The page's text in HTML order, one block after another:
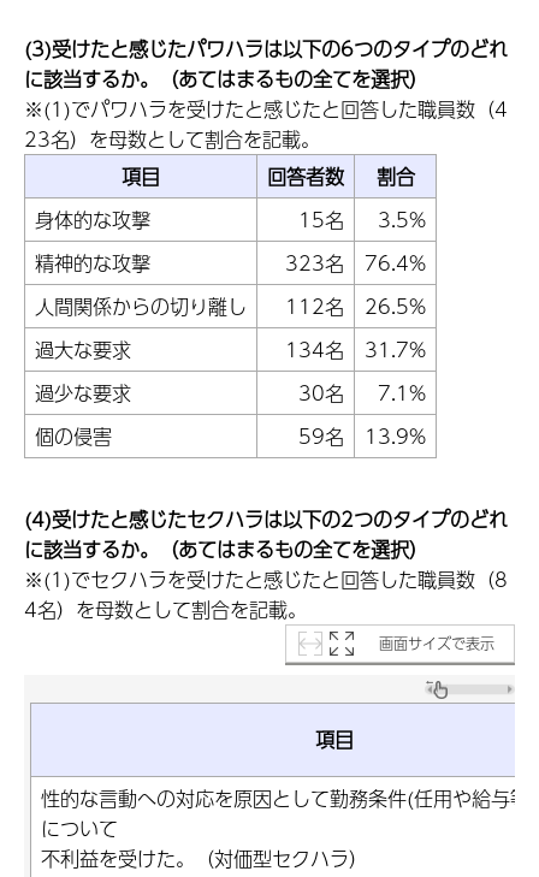
(3)受けたと感じたパワハラは以下の6つのタイプのどれ
に該当するか。（あてはまるもの全てを選択）
※(1)でパワハラを受けたと感じたと回答した職員数（4
23名）を母数として割合を記載。
項目
回答者数
割合
身体的な攻撃
15名
3.5%
精神的な攻撃
323名
76.4%
人間関係からの切り離し
112名
26.5%
過大な要求
134名
31.7%
過少な要求
30名
7.1%
個の侵害
59名 13.9%
(4)受けたと感じたセクハラは以下の2つのタイプのどれ
に該当するか。（あてはまるもの全てを選択）
※(1)でセクハラを受けたと感じたと回答した職員数（8
4名）を母数として割合を記載。
画面サイズで表示
項目
性的な言動への対応を原因として勤務条件(任用や給与等
について
不利益を受けた。（対価型セクハラ）